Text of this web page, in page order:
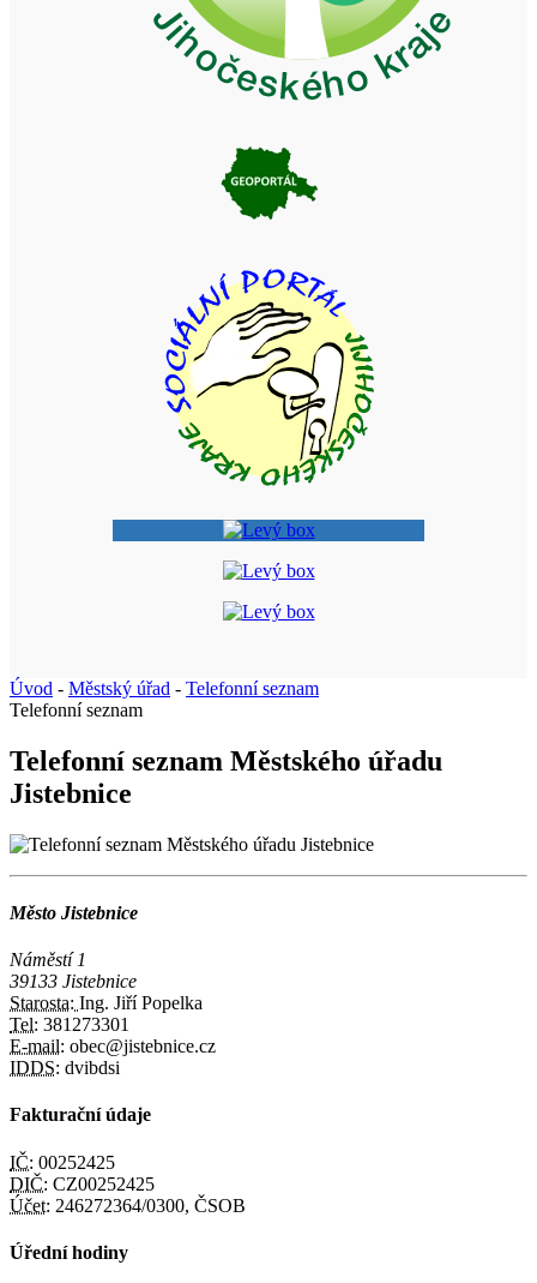
Úvod - Městský úřad - Telefonní seznam
Telefonní seznam
Telefonní seznam Městského úřadu
Jistebnice
Město Jistebnice
Náměstí 1
39133 Jistebnice
Starosta: Ing. Jiří Popelka
Tel: 381273301
E-mail: obec@jistebnice.cz
IDDS: dvibdsi
Fakturační údaje
IČ: 00252425
DIČ: CZ00252425
Účet: 246272364/0300, ČSOB
Úřední hodiny